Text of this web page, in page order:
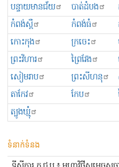
បន្ទាយមានជ័យ បាត់ដំបង
កំពង់ស្ពឺ
កំពង់ធំ
កោះកុង
ក្រចេះ
ព្រះ​វិហារ
ព្រៃវែង
សៀមរាប
ព្រះសីហនុ
តាកែវ
កែប
ត្បូងឃ្មុំ
ទំនាក់ទំនង